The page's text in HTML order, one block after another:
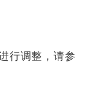
行调整，请参